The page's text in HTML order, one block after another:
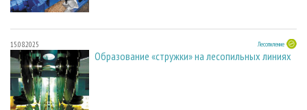
15.08.2025 Лесопиление
Образование «стружки» на лесопильных линиях